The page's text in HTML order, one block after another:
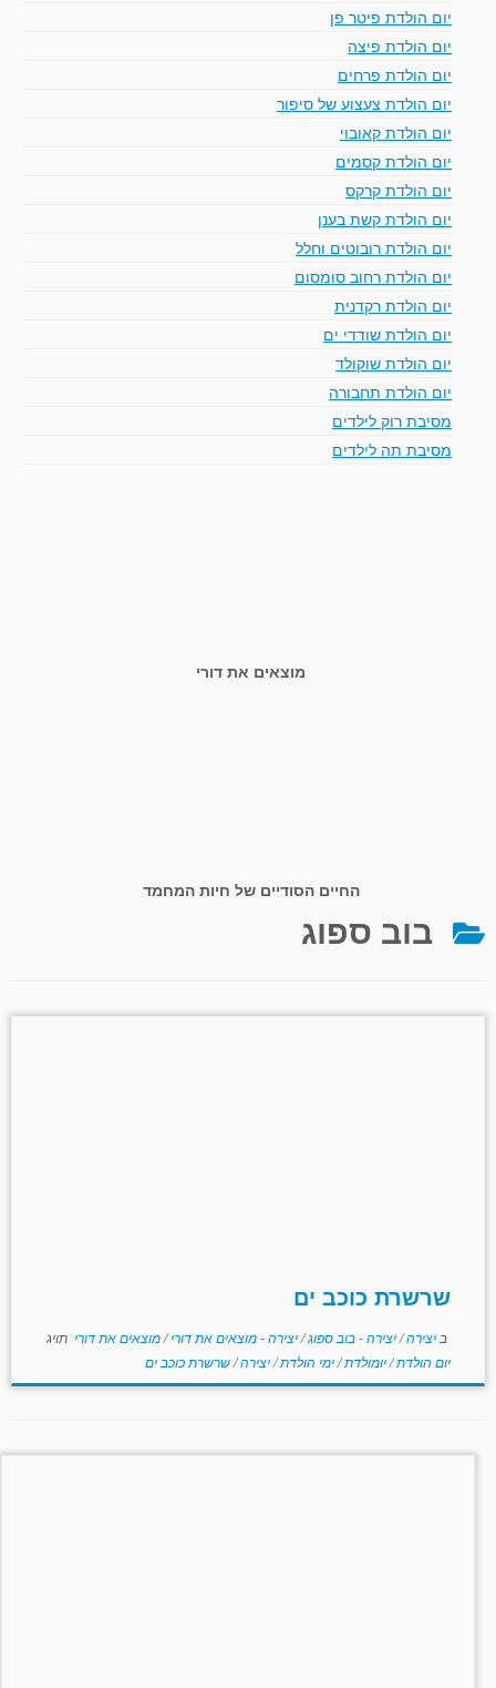
יום הולדת פיטר פן
יום הולדת פיצה
יום הולדת פרחים
יום הולדת צעצוע של סיפור
יום הולדת קאובוי
יום הולדת קסמים
יום הולדת קרקס
יום הולדת קשת בענן
יום הולדת רובוטים וחלל
יום הולדת רחוב סומסום
יום הולדת רקדנית
יום הולדת שודדי ים
יום הולדת שוקולד
יום הולדת תחבורה
מסיבת רוק לילדים
מסיבת תה לילדים
מוצאים את דורי
החיים הסודיים של חיות המחמד
בוב ספוג
שרשרת כוכב ים
ב יצירה/יצירה - בוב ספוג/יצירה - מוצאים את דורי/מוצאים את דורי תויג
יום הולדת/יומולדת/ימי הולדת/יצירה/שרשרת כוכב ים